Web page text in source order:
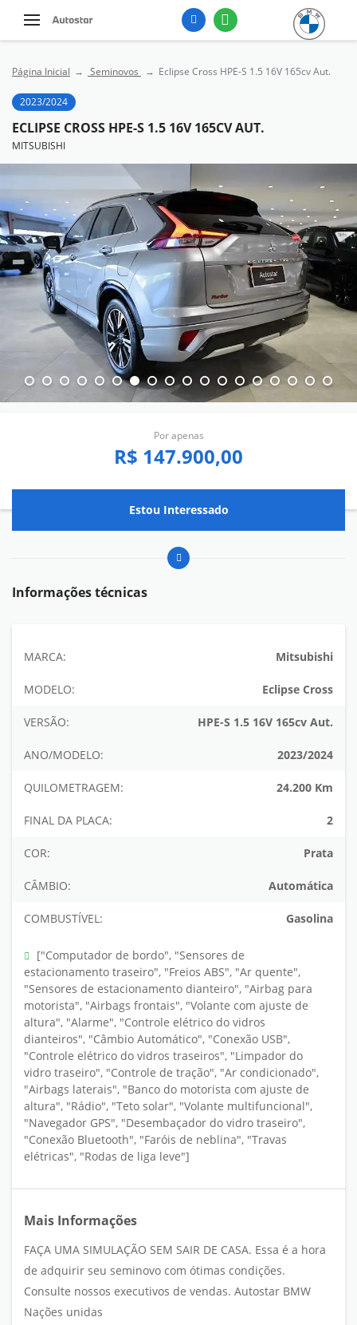
Página Inicial Seminovos Eclipse Cross HPE-S 1.5 16V 165cv Aut.
2023/2024
ECLIPSE CROSS HPE-S 1.5 16V 165CV AUT.
MITSUBISHI
Por apenas
R$ 147.900,00
Estou Interessado
Informações técnicas
MARCA: Mitsubishi
MODELO: Eclipse Cross
VERSÃO: HPE-S 1.5 16V 165cv Aut.
ANO/MODELO: 2023/2024
QUILOMETRAGEM: 24.200 Km
FINAL DA PLACA: 2
COR: Prata
CÂMBIO: Automática
COMBUSTÍVEL: Gasolina
["Computador de bordo", "Sensores de
estacionamento traseiro", "Freios ABS", "Ar quente",
"Sensores de estacionamento dianteiro", "Airbag para
motorista", "Airbags frontais", "Volante com ajuste de
altura", "Alarme", "Controle elétrico do vidros
dianteiros", "Câmbio Automático", "Conexão USB",
"Controle elétrico do vidros traseiros", "Limpador do
vidro traseiro", "Controle de tração", "Ar condicionado",
"Airbags laterais", "Banco do motorista com ajuste de
altura", "Rádio", "Teto solar", "Volante multifuncional",
"Navegador GPS", "Desembaçador do vidro traseiro",
"Conexão Bluetooth", "Faróis de neblina", "Travas
elétricas", "Rodas de liga leve"]
Mais Informações
FAÇA UMA SIMULAÇÃO SEM SAIR DE CASA. Essa é a hora
de adquirir seu seminovo com ótimas condições.
Consulte nossos executivos de vendas. Autostar BMW
Nações unidas